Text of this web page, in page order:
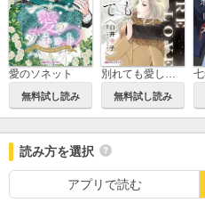
愛のソネット
無料試し読み 無料試し読み
読み方を選択
アプリで読む